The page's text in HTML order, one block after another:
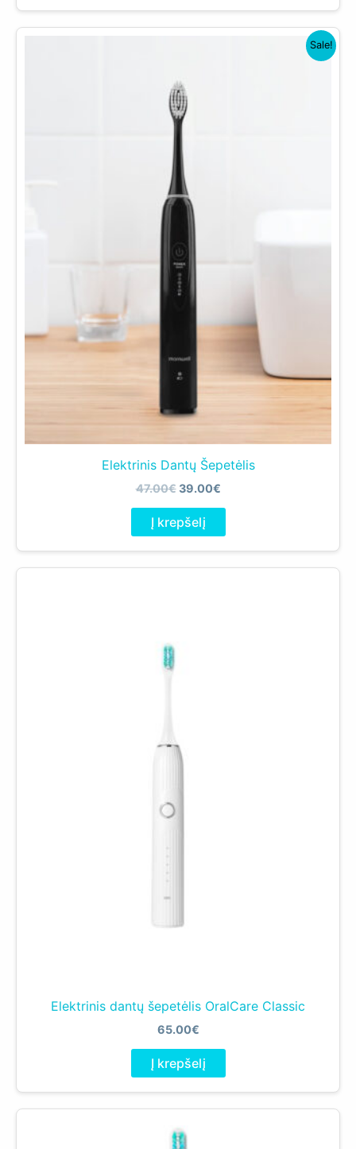
Sale!
Elektrinis Dantų Šepetėlis
47.00€ Original
was:
47.00€.
39.00€Current
Į krepšelį
Elektrinis dantų šepetėlis OralCare Classic
65.00€
Į krepšelį